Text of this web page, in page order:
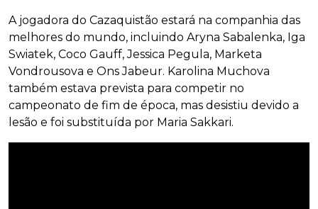
A jogadora do Cazaquistão estará na companhia das
melhores do mundo, incluindo Aryna Sabalenka, Iga
Swiatek, Coco Gauff, Jessica Pegula, Marketa
Vondrousova e Ons Jabeur. Karolina Muchova
também estava prevista para competir no
campeonato de fim de época, mas desistiu devido a
lesão e foi substituída por Maria Sakkari.